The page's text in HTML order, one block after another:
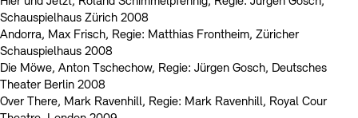
Schauspielhaus Zürich 2008
Andorra, Max Frisch, Regie: Matthias Frontheim, Züricher
Schauspielhaus 2008
Die Möwe, Anton Tschechow, Regie: Jürgen Gosch, Deutsches
Theater Berlin 2008
Over There, Mark Ravenhill, Regie: Mark Ravenhill, Royal Cour